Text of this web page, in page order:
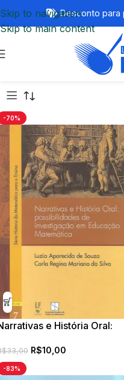
Skip to navigation
Skip to main content
Desconto para
-70%
e História Oral:
em Educação
33,00 R$10,00
-83%